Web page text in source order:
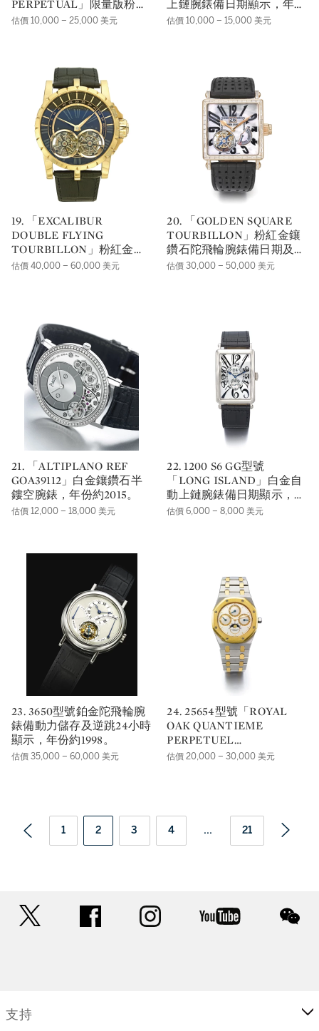
PERPETUAL」限量版粉紅
金萬年曆翻轉腕錶備月相、
估價 10,000 – 25,000 美元
上鏈腕錶備日期顯示，年份
約2008。
估價 10,000 – 15,000 美元
19. 「EXCALIBUR
DOUBLE FLYING
TOURBILLON」粉紅金雙
陀飛輪腕錶備逆跳分鐘及動
估價 40,000 – 60,000 美元
20. 「GOLDEN SQUARE
TOURBILLON」粉紅金鑲
鑽石陀飛輪腕錶備日期及動
力儲存顯示，年份約2007。
估價 30,000 – 50,000 美元
21. 「ALTIPLANO REF
GOA39112」白金鑲鑽石半
鏤空腕錶，年份約2015。
估價 12,000 – 18,000 美元
22. 1200 S6 GG型號
「LONG ISLAND」白金自
動上鏈腕錶備日期顯示，年
份約2005。
估價 6,000 – 8,000 美元
23. 3650型號鉑金陀飛輪腕
錶備動力儲存及逆跳24小時
顯示，年份約1998。
估價 35,000 – 60,000 美元
24. 25654型號「ROYAL
OAK QUANTIEME
PERPETUEL
AUTOMATIC」精鋼及黃金
估價 20,000 – 30,000 美元
1 2 3 4 ... 21
facebook instagram youtube
支持